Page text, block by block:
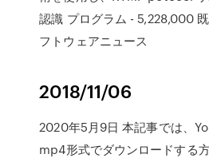
認識 プログラム - 5,228,000
フトウェアニュース
2018/11/06
2020年5月9日 本記事では、
mp4形式でダウンロードする